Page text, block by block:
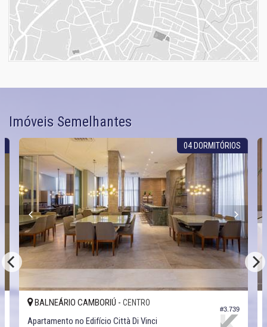
Imóveis Semelhantes
04 DORMITÓRIOS
#3.739
BALNEÁRIO CAMBORIÚ - CENTRO
Apartamento no Edifício Città Di Vinci